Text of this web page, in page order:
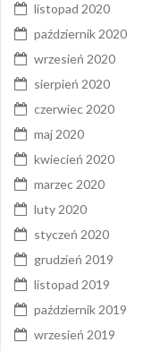
listopad 2020
październik 2020
wrzesień 2020
sierpień 2020
czerwiec 2020
maj 2020
kwiecień 2020
marzec 2020
luty 2020
styczeń 2020
grudzień 2019
listopad 2019
październik 2019
wrzesień 2019